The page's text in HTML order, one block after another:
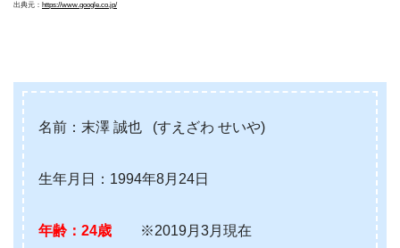
出典元： https://www.google.co.jp/
名前：末澤 誠也 (すえざわ せいや)
生年月日：1994年8月24日
年齢：24歳 ※2019月3月現在